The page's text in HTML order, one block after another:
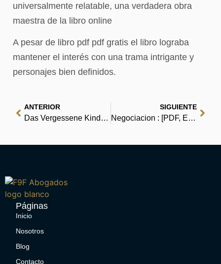
universalmente relatable, una verdadera obra
maestra de la libro online​
A pesar de libro pdf pdf gratis el libro lograba
mantener el interés con una trama intrigante y
personajes bien definidos.
ANTERIOR
Das Vergessene Kind – PDF
SIGUIENTE
Negociacion : [PDF, EPUB]
Páginas
Inicio
Nosotros
Blog
Contacto